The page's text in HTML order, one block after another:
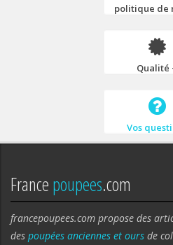
politique de
Qualité
Vos
Francepoupees.com
francepoupees.com propose des
des poupées anciennes et ours de